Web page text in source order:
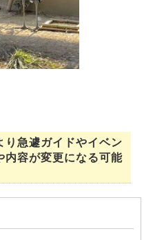
急遽ガイドやイベン
内容が変更になる可能